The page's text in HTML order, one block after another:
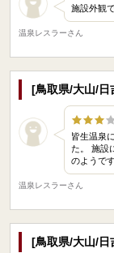
施設外観
温泉レスラーさん
[鳥取県/大山/日
皆生温泉
た。 施設についてみるとかなり立派な建物で宿泊がメインの施設
温泉レスラーさん
[鳥取県/大山/日